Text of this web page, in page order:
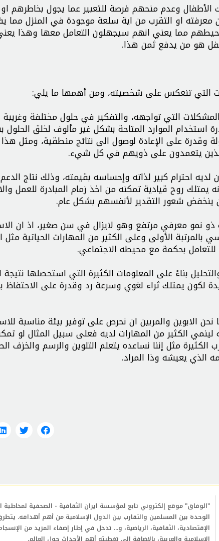
الأطفال وعدم منحهم فرصة للتعبير عما يجول بخاطرهم
او التقرب من اية سلعة موجودة في المنزل مما
مما يعني انهم سيجهلون التعامل معها وهذا
هو من يدفع ثمن هذا.
التي تنعكس على شخصيته، ومن أهمها ما يلي:
التي تواجهه، والتفكير في حلول مختلفة
استخدام الموارد المتاحة بشكل غير مألوف لخلق الحلول
وقدرة على الإعادة لوصول الى نتائج منطقية، ومثل هذا
الذين يتعمدون على ذويهم في كل شيء.
احترام كبير لذاته وإحساسه بقيمته، وذلك نتاج
روح قيادية تمكنه من اخذ زمام المبادرة للعمل
ينخفض شعور التقدير لأنفسهم بشكل عام.
ذو نمو معرفي مرتفع وهو لايزال في سن صغير، اذ ان
الأولى وعلى الكثير من المهارات الحياتية مثل
للتعامل بحكمة مع محيطه الاجتماعي.
بناءً على المعلومات الكثيرة التي استحصلها نتيجة
لكون يمتلك ثراء لغوي وسرعة رد وقدرة على الاحتفاظ
الابوين والمربين ان نحرص على توفير بيئة مناسبة
الكثير من المهارات لديه فعلى سبيل المثال لو
مثل إننا نساعده يتعلم التلوين والرسم والخزف
الذي يعيشه وذا المراد.
"الوفاق" موقع إلكتروني تابع لمؤسسة ايران الثقافية - الصحفية لمخاطبة
الوحدة بين المسلمين والتقارب بين الدول الإسلامية من أهم أهدافه.
الإقتصادية، الثقافية، الرياضية، و... تدخل في إطار إضفاء المزيد من